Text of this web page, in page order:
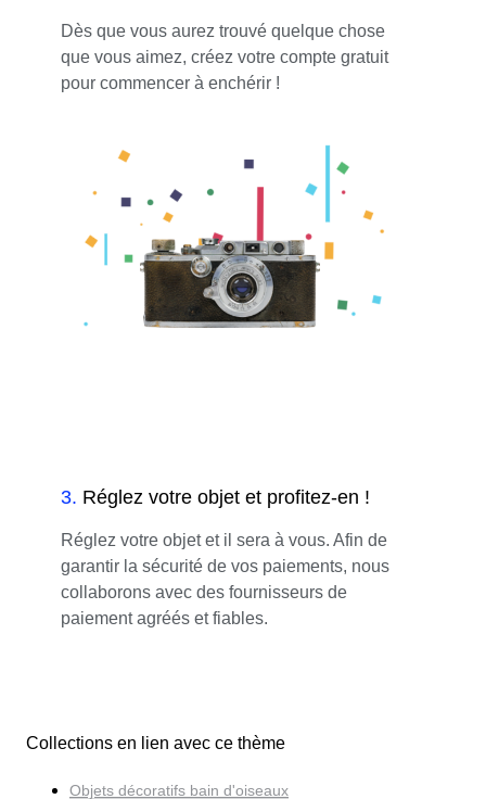
Dès que vous aurez trouvé quelque chose
que vous aimez, créez votre compte gratuit
pour commencer à enchérir !
3. Réglez votre objet et profitez-en !
Réglez votre objet et il sera à vous. Afin de
garantir la sécurité de vos paiements, nous
collaborons avec des fournisseurs de
paiement agréés et fiables.
Collections en lien avec ce thème
Objets décoratifs bain d'oiseaux